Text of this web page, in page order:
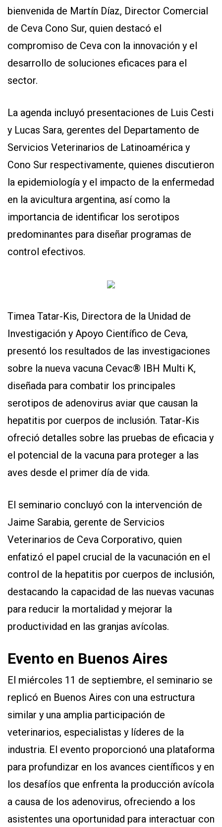
bienvenida de Martín Díaz, Director Comercial
de Ceva Cono Sur, quien destacó el
compromiso de Ceva con la innovación y el
desarrollo de soluciones eficaces para el
sector.
La agenda incluyó presentaciones de Luis Cesti
y Lucas Sara, gerentes del Departamento de
Servicios Veterinarios de Latinoamérica y
Cono Sur respectivamente, quienes discutieron
la epidemiología y el impacto de la enfermedad
en la avicultura argentina, así como la
importancia de identificar los serotipos
predominantes para diseñar programas de
control efectivos.
Timea Tatar-Kis, Directora de la Unidad de
Investigación y Apoyo Científico de Ceva,
presentó los resultados de las investigaciones
sobre la nueva vacuna Cevac® IBH Multi K,
diseñada para combatir los principales
serotipos de adenovirus aviar que causan la
hepatitis por cuerpos de inclusión. Tatar-Kis
ofreció detalles sobre las pruebas de eficacia y
el potencial de la vacuna para proteger a las
aves desde el primer día de vida.
El seminario concluyó con la intervención de
Jaime Sarabia, gerente de Servicios
Veterinarios de Ceva Corporativo, quien
enfatizó el papel crucial de la vacunación en el
control de la hepatitis por cuerpos de inclusión,
destacando la capacidad de las nuevas vacunas
para reducir la mortalidad y mejorar la
productividad en las granjas avícolas.
Evento en Buenos Aires
El miércoles 11 de septiembre, el seminario se
replicó en Buenos Aires con una estructura
similar y una amplia participación de
veterinarios, especialistas y líderes de la
industria. El evento proporcionó una plataforma
para profundizar en los avances científicos y en
los desafíos que enfrenta la producción avícola
a causa de los adenovirus, ofreciendo a los
asistentes una oportunidad para interactuar con